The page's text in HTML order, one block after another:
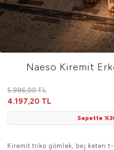
Naeso Kiremit
5.996,00 TL
4.197,20 TL
Sepette
Kiremit triko gömlek, bej keten